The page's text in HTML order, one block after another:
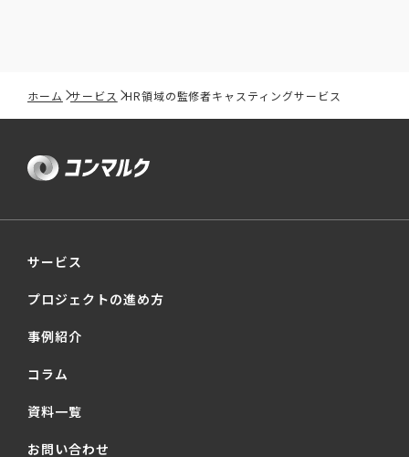
ホーム サービス HR領域の監修者キャスティングサービス
サービス
プロジェクトの進め方
事例紹介
コラム
資料一覧
お問い合わせ